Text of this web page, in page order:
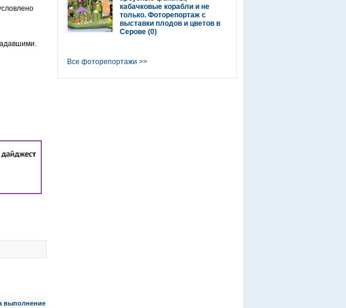
выполнение
кабачковые корабли и не
только. Фоторепортаж с
выставки плодов и цветов в
Серове (0)
Все фоторепортажи >>